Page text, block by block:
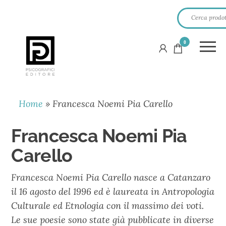
PSICOGRAFICI
EDITORE
0
Home »Francesca Noemi Pia Carello
Francesca Noemi Pia
Carello
Francesca Noemi Pia Carello nasce a Catanzaro
il 16 agosto del 1996 ed è laureata in Antropologia
Culturale ed Etnologia con il massimo dei voti.
Le sue poesie sono state già pubblicate in diverse